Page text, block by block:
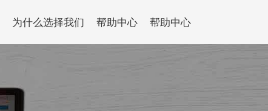
为什么选择我们 帮助中心 帮助中心